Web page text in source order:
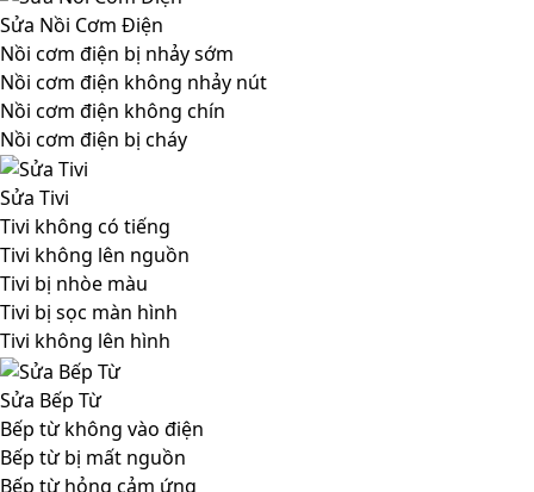
Sửa Nồi Cơm Điện
Nồi cơm điện bị nhảy sớm
Nồi cơm điện không nhảy nút
Nồi cơm điện không chín
Nồi cơm điện bị cháy
Sửa Tivi
Tivi không có tiếng
Tivi không lên nguồn
Tivi bị nhòe màu
Tivi bị sọc màn hình
Tivi không lên hình
Sửa Bếp Từ
Bếp từ không vào điện
Bếp từ bị mất nguồn
Bếp từ hỏng cảm ứng